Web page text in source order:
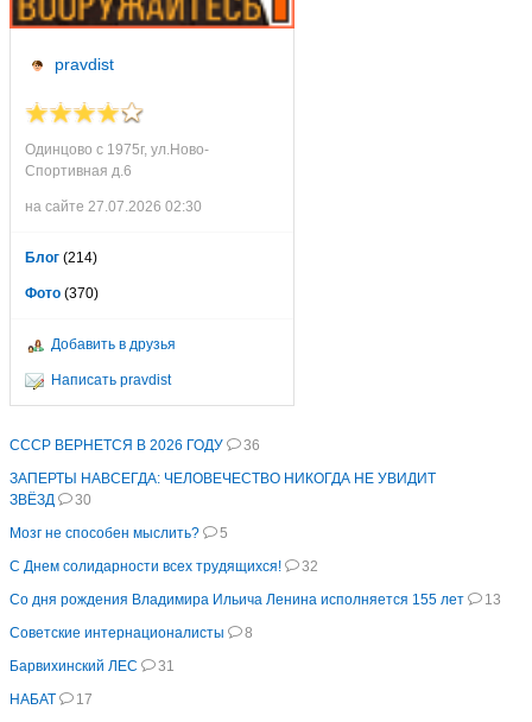
pravdist
Одинцово с 1975г, ул.Ново-
Спортивная д.6
на сайте 27.07.2026 02:30
Блог (214)
Фото (370)
Добавить в друзья
Написать pravdist
СССР ВЕРНЕТСЯ В 2026 ГОДУ
36
ЗАПЕРТЫ НАВСЕГДА: ЧЕЛОВЕЧЕСТВО НИКОГДА НЕ УВИДИТ
ЗВЁЗД
30
Мозг не способен мыслить?
5
С Днем солидарности всех трудящихся!
32
Со дня рождения Владимира Ильича Ленина исполняется 155 лет
13
Советские интернационалисты
8
Барвихинский ЛЕС
31
НАБАТ
17